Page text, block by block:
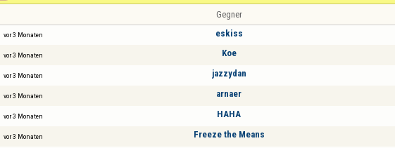
Gegner
vor 3 Monaten eskiss
vor 3 Monaten Koe
vor 3 Monaten jazzydan
vor 3 Monaten arnaer
vor 3 Monaten HAHA
vor 3 Monaten Freeze the Means